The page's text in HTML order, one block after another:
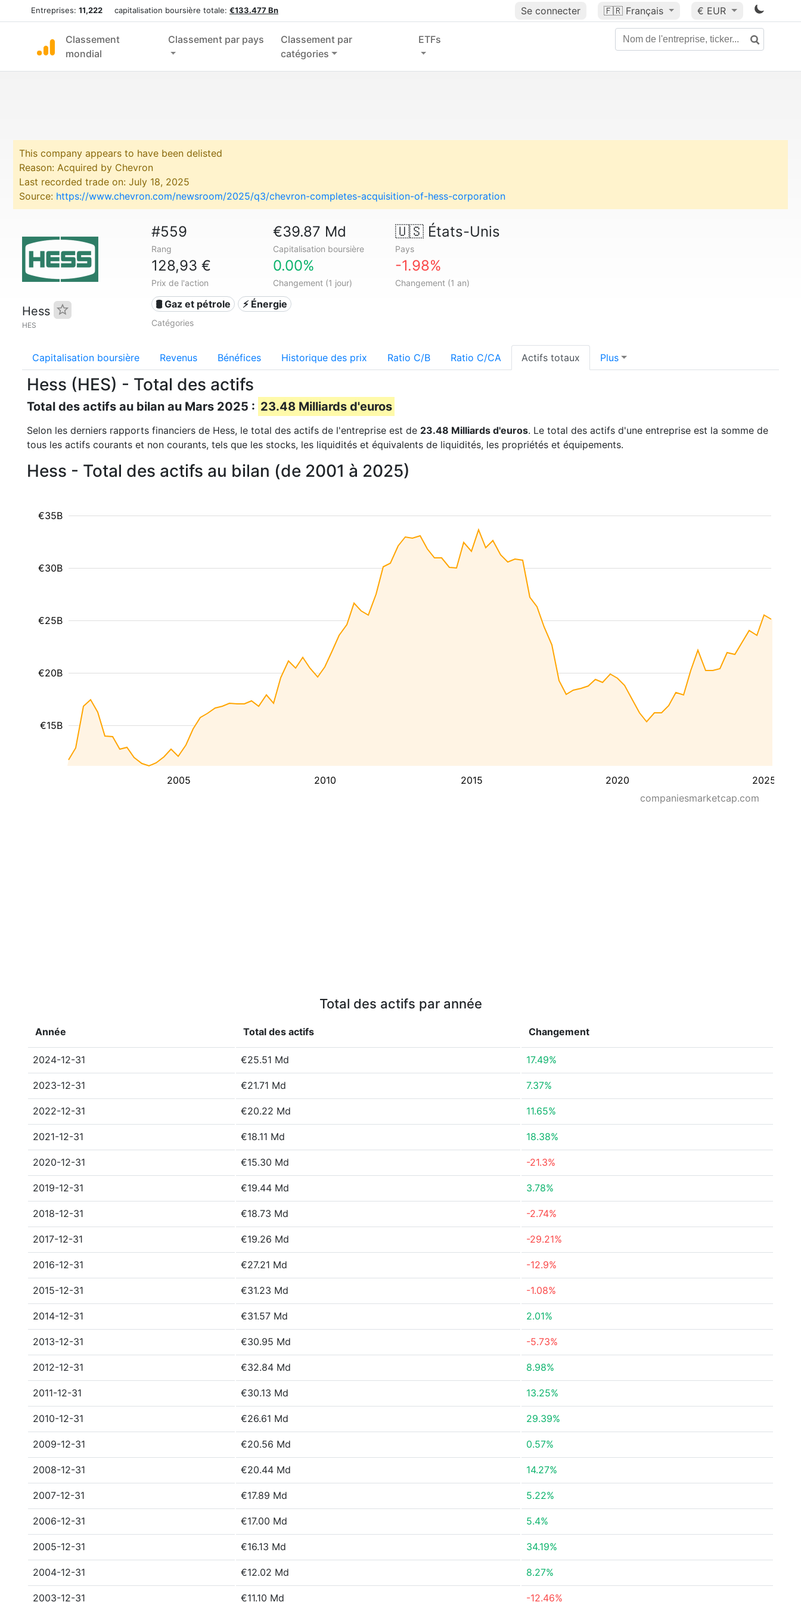
Entreprises: 11,222 capitalisation boursière totale: €133.477 Bn Se connecter 🇫🇷 Français € EUR
Classement
mondial
Classement par pays
Classement par
catégories
ETFs
This company appears to have been delisted
Reason: Acquired by Chevron
Last recorded trade on: July 18, 2025
Source: https://www.chevron.com/newsroom/2025/q3/chevron-completes-acquisition-of-hess-corporation
Hess
HES
#559
Rang
€39.87 Md
Capitalisation boursière
🇺🇸États-Unis
Pays
128,93 €
Prix de l'action
0.00%
Changement (1 jour)
-1.98%
Changement (1 an)
🛢 Gaz et pétrole ⚡ Énergie
Catégories
Capitalisation boursière Revenus Bénéfices Historique des prix Ratio C/B Ratio C/CA Actifs totaux Plus
Hess (HES) - Total des actifs
Total des actifs au bilan au Mars 2025 : 23.48 Milliards d'euros
Selon les derniers rapports financiers de Hess, le total des actifs de l'entreprise est de 23.48 Milliards d'euros. Le total des actifs d'une entreprise est la somme de
tous les actifs courants et non courants, tels que les stocks, les liquidités et équivalents de liquidités, les propriétés et équipements.
Hess - Total des actifs au bilan (de 2001 à 2025)
2005 2010 2015 2020 2025
€15B
€20B
€25B
€30B
€35B
companiesmarketcap.com
Total des actifs par année
Année Total des actifs Changement
2024-12-31 €25.51 Md 17.49%
2023-12-31 €21.71 Md 7.37%
2022-12-31 €20.22 Md 11.65%
2021-12-31 €18.11 Md 18.38%
2020-12-31 €15.30 Md -21.3%
2019-12-31 €19.44 Md 3.78%
2018-12-31 €18.73 Md -2.74%
2017-12-31 €19.26 Md -29.21%
2016-12-31 €27.21 Md -12.9%
2015-12-31 €31.23 Md -1.08%
2014-12-31 €31.57 Md 2.01%
2013-12-31 €30.95 Md -5.73%
2012-12-31 €32.84 Md 8.98%
2011-12-31 €30.13 Md 13.25%
2010-12-31 €26.61 Md 29.39%
2009-12-31 €20.56 Md 0.57%
2008-12-31 €20.44 Md 14.27%
2007-12-31 €17.89 Md 5.22%
2006-12-31 €17.00 Md 5.4%
2005-12-31 €16.13 Md 34.19%
2004-12-31 €12.02 Md 8.27%
2003-12-31 €11.10 Md -12.46%